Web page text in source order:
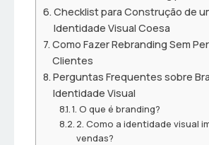
Checklist para Construção de
Identidade Visual Coesa
Como Fazer Rebranding Sem
Clientes
Perguntas Frequentes sobre
Identidade Visual
1. O que é branding?
2. Como a identidade visual
vendas?